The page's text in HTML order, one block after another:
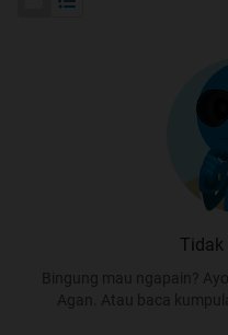
Tidak
Bingung mau ngapain?
Agan. Atau baca